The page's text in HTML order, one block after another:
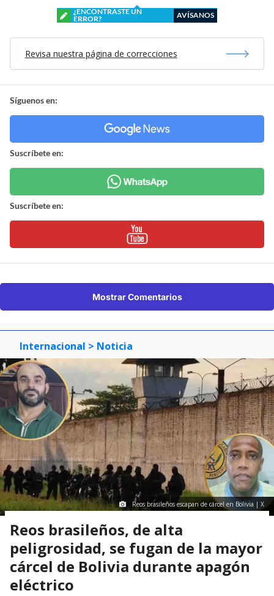
¿ENCONTRASTE UN
ERROR?
AVÍSANOS
Revisa nuestra página de correcciones
Síguenos en:
Suscríbete en:
Suscríbete en:
Mostrar Comentarios
Internacional > Noticia
Reos brasileños escapan de cárcel en Bolivia | X
Reos brasileños, de alta
peligrosidad, se fugan de la mayor
cárcel de Bolivia durante apagón
eléctrico